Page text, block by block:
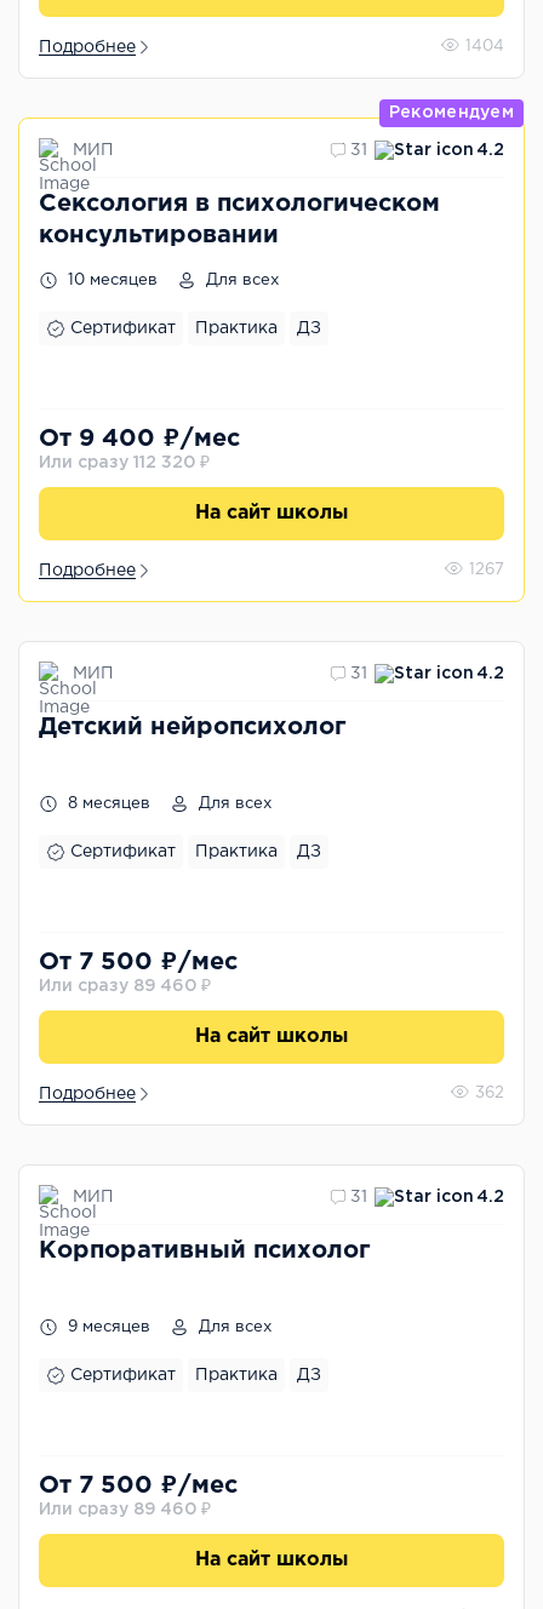
Подробнее 1404
Рекомендуем
МИП 31 4.2
Сексология в психологическом
консультировании
10 месяцев Для всех
Сертификат Практика ДЗ
От 9 400 ₽/мес
Или сразу 112 320 ₽
На сайт школы
Подробнее 1267
МИП 31 4.2
Детский нейропсихолог
8 месяцев Для всех
Сертификат Практика ДЗ
От 7 500 ₽/мес
Или сразу 89 460 ₽
На сайт школы
Подробнее 362
МИП 31 4.2
Корпоративный психолог
9 месяцев Для всех
Сертификат Практика ДЗ
От 7 500 ₽/мес
Или сразу 89 460 ₽
На сайт школы